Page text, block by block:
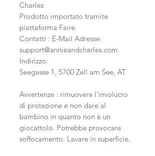
Charles
Prodotto importato tramite
piattaforma Faire
Contatti : E-Mail Adresse:
support@annieandcharles.com
Indirizzo:
Seegasse 1, 5700 Zell am See, AT
Avvertenze : rimuovere l'involucro
di protezione e non dare al
bambino in quanto non è un
giocattolo. Potrebbe provocare
soffocamento. Lavare in superficie.